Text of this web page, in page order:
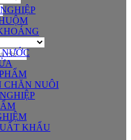
CHĂN NUÔI
KHẨU